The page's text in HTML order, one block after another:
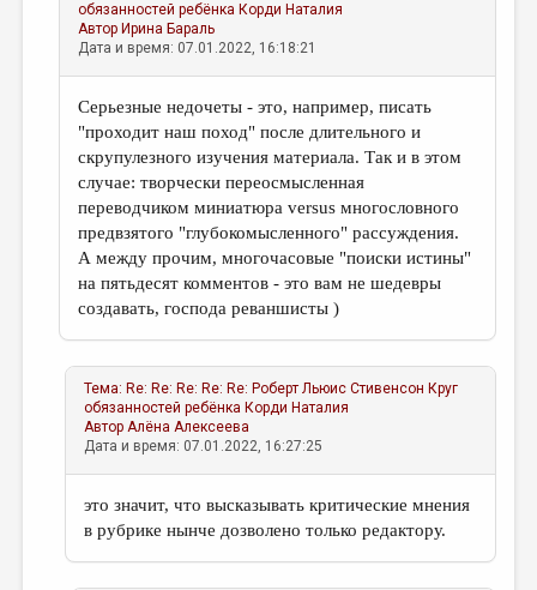
обязанностей ребёнка Корди Наталия
Автор Ирина Бараль
Дата и время: 07.01.2022, 16:18:21
Серьезные недочеты - это, например, писать
"проходит наш поход" после длительного и
скрупулезного изучения материала. Так и в этом
случае: творчески переосмысленная
переводчиком миниатюра versus многословного
предвзятого "глубокомысленного" рассуждения.
А между прочим, многочасовые "поиски истины"
на пятьдесят комментов - это вам не шедевры
создавать, господа реваншисты )
Тема: Re: Re: Re: Re: Re: Роберт Льюис Стивенсон Круг
обязанностей ребёнка Корди Наталия
АвторАлёна Алексеева
Дата и время: 07.01.2022, 16:27:25
это значит, что высказывать критические мнения
в рубрике нынче дозволено только редактору.